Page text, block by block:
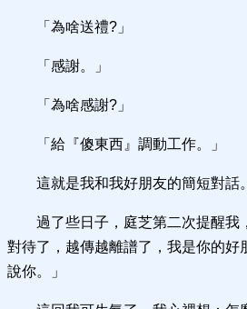
「為啥送禮?」
「感謝。」
「為啥感謝?」
「給『傻東西』調動工作。」
這就是我和我好朋友的簡短對話。
過了些日子，庭芝第二次提醒我
對待了，越傳越離譜了，我是你的好
說你。」